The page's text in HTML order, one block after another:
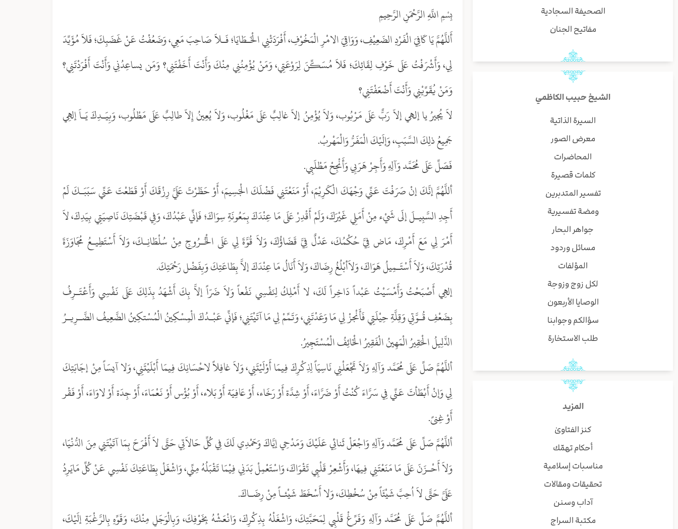
الصحيفة السجادية
مفاتيح الجنان
الشيخ حبيب الكاظمي
السيرة الذاتية
معرض الصور
المحاضرات
كلمات قصيرة
تفسير المتدبرين
ومضة تفسيرية
جواهر البحار
مسائل وردود
المؤلفات
لكل زوج وزوجة
الوصايا الأربعون
سؤالكم وجوابنا
طلب الاستخارة
المزيد
كنز الفتاوىٰ
أحكام تهمّك
مناسبات إسلامية
تحقيقات ومقالات
آداب وسنن
مكتبة السراج
بِسْمِ اللَّهِ الرَّحْمَنِ الرَّحِيمِ
أَللَّهُمَّ يَا كَافِيَ الْفَرْدِ الضَعِيْفِ، وَوَاقِيَ الامْرِ الْمَخُوْفِ، أَفْرَدَتْنِي الْخَـطَايَا؛ فَـلاَ صَاحِبَ مَعِي، وَضَعُفْتُ عَنْ غَضَبِكَ؛ فَلاَ مُؤَيِّدَ
لِي، وَأَشْرَفْتُ عَلَى خَوْفِ لِقَائِكَ؛ فَلاَ مُسَكِّنَ لِرَوْعَتِي، وَمَنْ يُؤْمِنُنِي مِنْكَ وَأَنْتَ أَخَفْتَنِي؟ وَمَن يساعِدُنِي وَأَنْتَ أَفْرَدْتَنِي؟
وَمَنْ يُقَوِّيْنِي وَأَنْتَ أَضْعَفْتَنِي؟
لاَ يُجيرُ يا إلهي إلاّ رَبٌّ عَلَى مَرْبُوب، وَلاَ يُؤْمِنُ إلاّ غالِبٌ عَلَى مَغْلُوب، وَلاَ يُعِينُ إِلاّ طالِبٌ عَلَى مَطْلُوب، وَبِيَـدِكَ يَـاَ إلهِي
جَمِيعُ ذلِكَ السَّبَبِ، وَإلَيْكَ الْمَفَرُّ وَالْمَهْربُ.
فَصَلِّ عَلَى مُحَمَّد وَآلِهِ وَأَجِرْ هَرَبِي وَأَنْجِحْ مَطْلَبِي.
أللَّهُمَّ إنَّكَ إنْ صَرَفْتَ عَنِّي وَجْهَكَ الْكَرِيْمَ، أَوْ مَنَعْتَنِي فَضْلَكَ الْجَسِيمَ، أَوْ حَظَرْتَ عَلَيَّ رِزْقَكَ أَوْ قَطَعْتَ عَنِّي سَبَبَـكَ لَمْ
أَجِدِ السَّبِيـلَ إلَى شَيْء مِنْ أَمَلِي غَيْرَكَ، وَلَمْ أَقْدِرْ عَلَى مَا عِنْدَكَ بِمَعُونَةِ سِوَاكَ؛ فَإنِّي عَبْدُكَ، وَفِي قَبْضَتِكَ نَاصِيَتِي بِيَدِكَ، لاَ
أَمْرَ لِي مَعَ أَمْرِكَ، مَاض فِيَّ حُكْمُكَ، عَدْلٌ فِيَّ قَضَاؤُكَ، وَلاَ قُوَّةَ لِي عَلَى الْخُـرُوجِ مِنْ سُلْطَانِـكَ، وَلاَ أَسْتَطِيـعُ مُجَاوَزَةَ
قُدْرَتِكَ، وَلاَ أَسْتَـمِيلُ هَوَاكَ، وَلاَأبْلُغُ رِضَاكَ، وَلاَ أَنَالُ مَا عِنْدَكَ إلاَّ بِطَاعَتِكَ وَبِفَضْل رَحْمَتِكَ.
إلهِي أَصْبَحْتُ وَأَمْسَيْتُ عَبْداً دَاخِراً لَكَ، لا أَمْلِكُ لِنَفْسِي نَفْعاً وَلاَ ضَرّاً إلاَّ بِكَ أَشْهَدُ بِذَلِكَ عَلَى نَفْسِي وَأَعْتَـرِفُ
بِضَعْفِ قُـوَّتِي وَقِلَّةِ حِيْلَتِي فَأَنْجزْ لِي مَا وَعَدْتَنِي، وَتَمِّمْ لِي مَا آتَيْتَنِي؛ فَإنِّي عَبْـدُكَ الْمِسْكِينُ الْمُسْتكِينُ الضَّعِيفُ الضَّـرِيـرُ
الذَّلِيلُ الْحَقِيرُ الْمَهِينُ الْفَقِيرُ الْخَائِفُ الْمُسْتَجِيرُ.
أللَّهُمَّ صَلِّ عَلَى مُحَمَّد وَآلِهِ وَلاَ تَجْعَلْنِي نَاسِيَاً لِذِكْرِكَ فِيمَا أَوْلَيْتَنِي، وَلاَ غافِلاً لاحْسَانِكَ فِيمَا أَبْلَيْتَنِي، وَلا آيسَاً مِنْ إجَابَتِكَ
لِي وَإنْ أَبْطَأتَ عَنِّي فِي سَرَّاءَ كُنْتُ أَوْ ضَرَّاءَ، أَوْ شِدَّة أَوْ رَخَاء، أَوْ عَافِيَة أَوْ بَلاء، أَوْ بُؤْس أَوْ نَعْمَاءَ، أَوْ جِدَة أَوْ لاوَاءَ، أَوْ فَقْر
أَوْ غِنىً.
أللَّهُمَّ صَلِّ عَلَى مُحَمَّد وَآلِهِ وَاجْعَلْ ثَنائِي عَلَيْكَ وَمَدْحِي إيَّاكَ وَحَمْدِي لَكَ فِي كُلِّ حَالاَتِي حَتَّى لاَ أَفْرَحَ بِمَا آتَيْتَنِي مِنَ الدُّنْيَا،
وَلاَ أَحْـزَنَ عَلَى مَا مَنَعْتَنِي فِيهَا، وَأَشْعِرْ قَلْبِي تَقْوَاكَ، وَاسْتَعْمِلْ بَدَنِي فِيْمَا تَقْبَلُهُ مِنِّي، وَاشْغَلْ بِطَاعَتِكَ نَفْسِي عَنْ كُلِّ مَايَرِدُ
عَلَىَّ حَتَّى لاَ اُحِبَّ شَيْئَاً مِنْ سُخْطِكَ، وَلا أَسْخَطَ شَيْئـاً مِنْ رِضَـاكَ.
أللَّهُمَّ صَلِّ عَلَى مُحَمَّد وَآلِهِ وَفَرِّغْ قَلْبِي لِمَحَبَّتِكَ، وَاشْغَلْهُ بِذِكْرِكَ، وَانْعَشْهُ بِخَوْفِكَ، وَبِالْوَجَلِ مِنْكَ، وَقَوِّهِ بِالرَّغْبَةِ إلَيْكَ،